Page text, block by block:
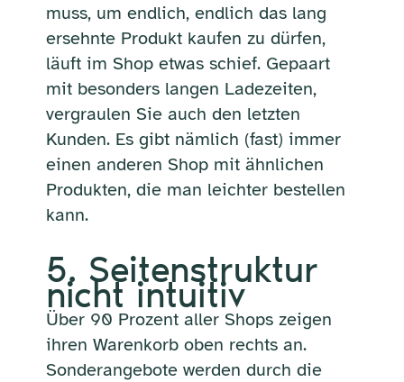
muss, um endlich, endlich das lang
ersehnte Produkt kaufen zu dürfen,
läuft im Shop etwas schief. Gepaart
mit besonders langen Ladezeiten,
vergraulen Sie auch den letzten
Kunden. Es gibt nämlich (fast) immer
einen anderen Shop mit ähnlichen
Produkten, die man leichter bestellen
kann.
5. Seitenstruktur
nicht intuitiv
Über 90 Prozent aller Shops zeigen
ihren Warenkorb oben rechts an.
Sonderangebote werden durch die